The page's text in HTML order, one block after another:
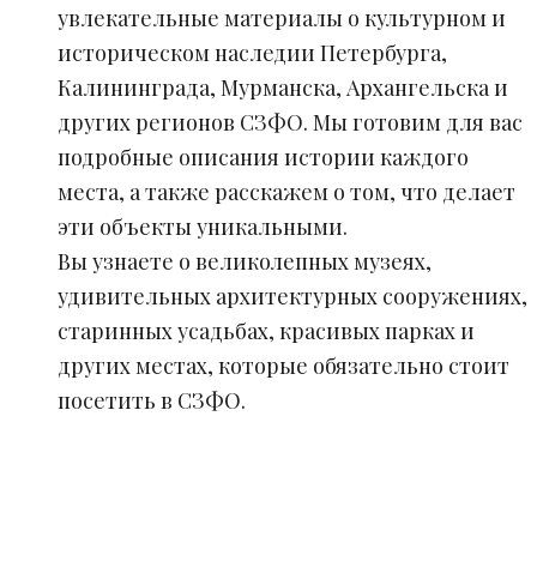
увлекательные материалы о культурном и
историческом наследии Петербурга,
Калининграда, Мурманска, Архангельска и
других регионов СЗФО. Мы готовим для вас
подробные описания истории каждого
места, а также расскажем о том, что делает
эти объекты уникальными.
Вы узнаете о великолепных музеях,
удивительных архитектурных сооружениях,
старинных усадьбах, красивых парках и
других местах, которые обязательно стоит
посетить в СЗФО.